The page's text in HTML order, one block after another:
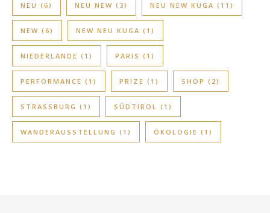
NEU (6) NEU NEW (3) NEU NEW KUGA (11)
NEW (6) NEW NEU KUGA (1)
NIEDERLANDE (1) PARIS (1)
PERFORMANCE (1) PRIZE (1) SHOP (2)
STRASSBURG (1) SÜDTIROL (1)
WANDERAUSSTELLUNG (1) ÖKOLOGIE (1)